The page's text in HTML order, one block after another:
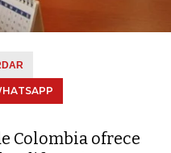
Colombia ofrece